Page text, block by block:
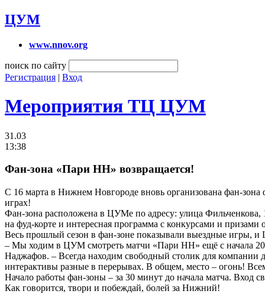
ЦУМ
www.nnov.org
поиск по сайту
Регистрация | Вход
Мероприятия ТЦ ЦУМ
31.03
13:38
Фан-зона «Пари НН» возвращается!
С 16 марта в Нижнем Новгороде вновь организована фан-
играх!
Фан-зона расположена в ЦУМе по адресу: улица Фильченкова,
на фуд-корте и интересная программа с конкурсами и призами
Весь прошлый сезон в фан-зоне показывали выездные игры,
– Мы ходим в ЦУМ смотреть матчи «Пари НН» ещё с начала
Наджафов. – Всегда находим свободный столик для компании
интерактивы разные в перерывах. В общем, место – огонь!
Начало работы фан-зоны – за 30 минут до начала матча. Вход
Как говорится, твори и побеждай, болей за Нижний!